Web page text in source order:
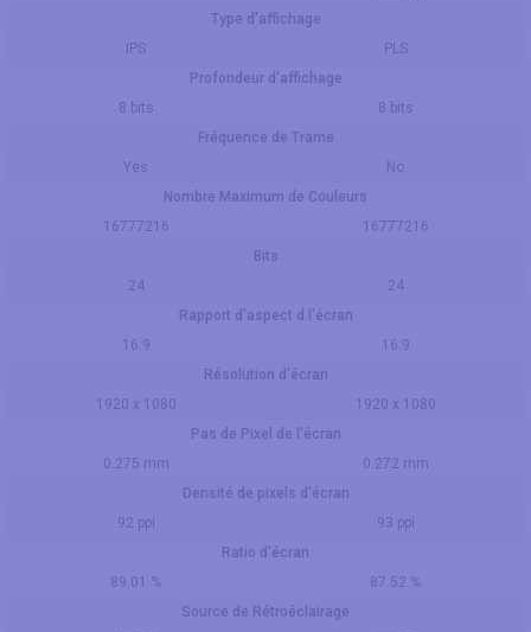
Type d'affichage
IPS
PLS
Profondeur d'affichage
8 bits
8 bits
Fréquence de Trame
Yes
No
Nombre Maximum de Couleurs
16777216
16777216
Bits
24
24
Rapport d'aspect d l'écran
16:9
16:9
Résolution d'écran
1920 x 1080
1920 x 1080
Pas de Pixel de l'écran
0.275 mm
0.272 mm
Densité de pixels d'écran
92 ppi
93 ppi
Ratio d'écran
89.01 %
87.52 %
Source de Rétroéclairage